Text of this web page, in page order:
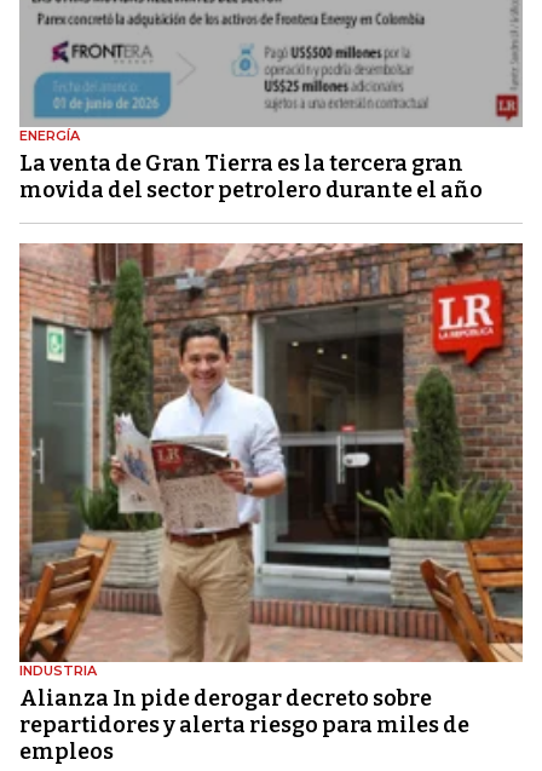
ENERGÍA
La venta de Gran Tierra es la tercera gran
movida del sector petrolero durante el año
INDUSTRIA
Alianza In pide derogar decreto sobre
repartidores y alerta riesgo para miles de
empleos